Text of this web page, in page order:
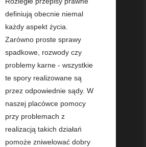
definiują obecnie niemal
każdy aspekt życia.
Zarówno proste sprawy
spadkowe, rozwody czy
problemy karne - wszystkie
te spory realizowane są
przez odpowiednie sądy. W
naszej placówce pomocy
przy problemach z
realizacją takich działań
pomoże zniwelować dobry